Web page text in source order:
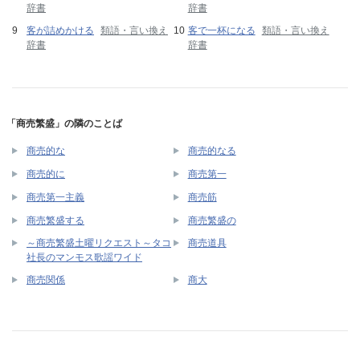
辞書
辞書
客が詰めかける
類語・言い換え
辞書
客で一杯になる
類語・言い換え
辞書
「商売繁盛」の隣のことば
商売的な 商売的なる
商売的に 商売第一
商売第一主義 商売筋
商売繁盛する
商売繁盛の
～商売繁盛土曜リクエスト～タコ
社長のマンモス歌謡ワイド
商売道具
商売関係 商大